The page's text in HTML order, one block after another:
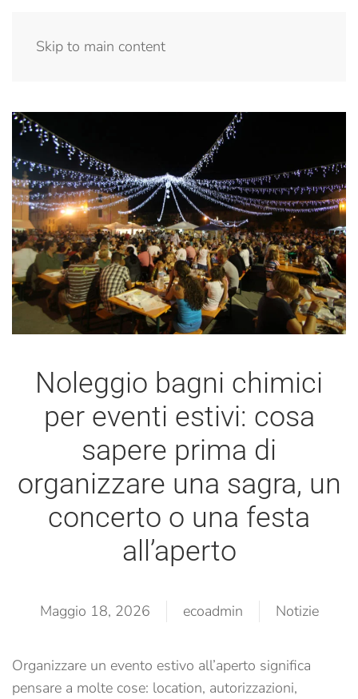
Skip to main content
Noleggio bagni chimici
per eventi estivi: cosa
sapere prima di
organizzare una sagra, un
concerto o una festa
all’aperto
Maggio 18, 2026 ecoadmin Notizie
Organizzare un evento estivo all’aperto significa
pensare a molte cose: location, autorizzazioni,